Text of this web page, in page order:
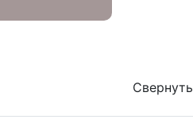
Свернуть